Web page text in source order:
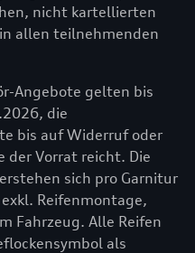
nicht kartellierten
allen teilnehmenden
Angebote gelten bis
die
bis auf Widerruf oder
der Vorrat reicht. Die
sich pro Garnitur
Reifenmontage,
Fahrzeug. Alle Reifen
als